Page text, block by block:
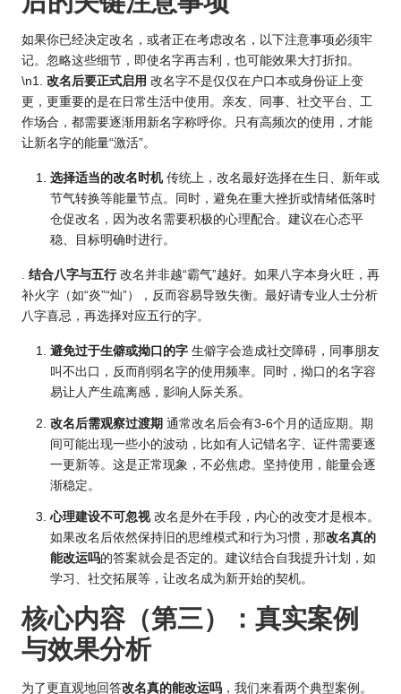
如果你已经决定改名，或者正在考虑改名，以下注意事项必须牢
记。忽略这些细节，即使名字再吉利，也可能效果大打折扣。
\n1. 改名后要正式启用 改名字不是仅仅在户口本或身份证上变
更，更重要的是在日常生活中使用。亲友、同事、社交平台、工
作场合，都需要逐渐用新名字称呼你。只有高频次的使用，才能
让新名字的能量“激活”。
选择适当的改名时机传统上，改名最好选择在生日、新年或
节气转换等能量节点。同时，避免在重大挫折或情绪低落时
仓促改名，因为改名需要积极的心理配合。建议在心态平
稳、目标明确时进行。
. 结合八字与五行改名并非越“霸气”越好。如果八字本身火旺，再
补火字（如“炎”“灿”），反而容易导致失衡。最好请专业人士分析
八字喜忌，再选择对应五行的字。
避免过于生僻或拗口的字 生僻字会造成社交障碍，同事朋友
叫不出口，反而削弱名字的使用频率。同时，拗口的名字容
易让人产生疏离感，影响人际关系。
改名后需观察过渡期 通常改名后会有3-6个月的适应期。期
间可能出现一些小的波动，比如有人记错名字、证件需要逐
一更新等。这是正常现象，不必焦虑。坚持使用，能量会逐
渐稳定。
心理建设不可忽视改名是外在手段，内心的改变才是根本。
如果改名后依然保持旧的思维模式和行为习惯，那改名真的
能改运吗的答案就会是否定的。建议结合自我提升计划，如
学习、社交拓展等，让改名成为新开始的契机。
核心内容（第三）：真实案例
与效果分析
为了更直观地回答改名真的能改运吗 ，我们来看两个典型案例。